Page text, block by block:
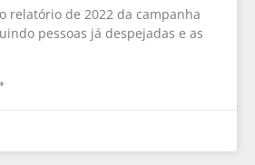
relatório de 2022 da campanha
pessoas já despejadas e as